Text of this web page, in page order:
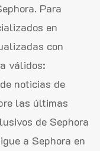
Para
en
con
válidos:
noticias de
las últimas
de Sephora
a Sephora en